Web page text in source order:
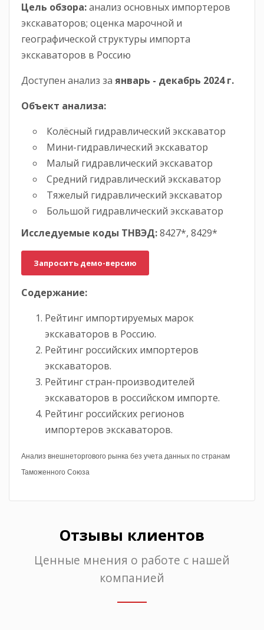
Цель обзора:анализ основных импортеров
экскаваторов; оценка марочной и
географической структуры импорта
экскаваторов в Россию
Доступен анализ за январь - декабрь 2024 г.
Объект анализа:
Колёсный гидравлический экскаватор
Мини-гидравлический экскаватор
Малый гидравлический экскаватор
Средний гидравлический экскаватор
Тяжелый гидравлический экскаватор
Большой гидравлический экскаватор
Исследуемые коды ТНВЭД:8427*, 8429*
Запросить демо-версию
Содержание:
Рейтинг импортируемых марок
экскаваторов в Россию.
Рейтинг российских импортеров
экскаваторов.
Рейтинг стран-производителей
экскаваторов в российском импорте.
Рейтинг российских регионов
импортеров экскаваторов.
Анализ внешнеторгового рынка без учета данных по странам
Таможенного Союза
Отзывы клиентов
Ценные мнения о работе с нашей
компанией